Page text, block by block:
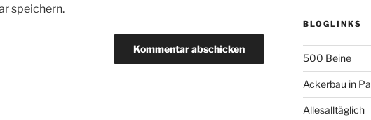
speichern.
BLOGLINKS
500 Beine
Ackerbau in
Allesalltäglich